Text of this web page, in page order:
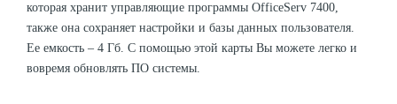
которая хранит управляющие программы OfficeServ 7400,
также она сохраняет настройки и базы данных пользователя.
Ее емкость – 4 Гб. С помощью этой карты Вы можете легко и
вовремя обновлять ПО системы.